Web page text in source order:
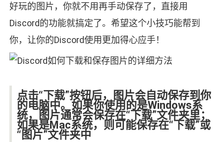
好玩的图片，你就不用再手动保存了，直接用
Discord的功能就搞定了。希望这个小技巧能帮到
你，让你的Discord使用更加得心应手！
点击“下载”按钮后，图片会自动保存到你
的电脑中。如果你使用的是Windows系
统，图片通常会保存在“下载”文件夹里；
如果是Mac系统，则可能保存在“下载”或
“图片”文件夹中